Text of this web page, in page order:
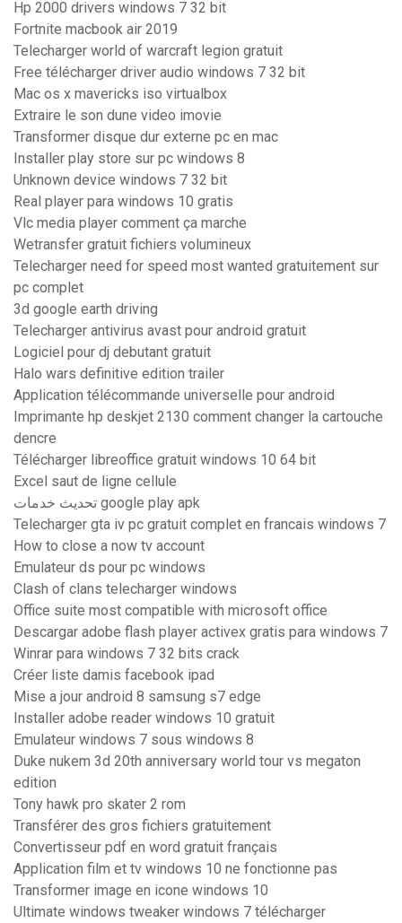
Hp 2000 drivers windows 7 32 bit
Fortnite macbook air 2019
Telecharger world of warcraft legion gratuit
Free télécharger driver audio windows 7 32 bit
Mac os x mavericks iso virtualbox
Extraire le son dune video imovie
Transformer disque dur externe pc en mac
Installer play store sur pc windows 8
Unknown device windows 7 32 bit
Real player para windows 10 gratis
Vlc media player comment ça marche
Wetransfer gratuit fichiers volumineux
Telecharger need for speed most wanted gratuitement sur
pc complet
3d google earth driving
Telecharger antivirus avast pour android gratuit
Logiciel pour dj debutant gratuit
Halo wars definitive edition trailer
Application télécommande universelle pour android
Imprimante hp deskjet 2130 comment changer la cartouche
dencre
Télécharger libreoffice gratuit windows 10 64 bit
Excel saut de ligne cellule
تحديث خدمات google play apk
Telecharger gta iv pc gratuit complet en francais windows 7
How to close a now tv account
Emulateur ds pour pc windows
Clash of clans telecharger windows
Office suite most compatible with microsoft office
Descargar adobe flash player activex gratis para windows 7
Winrar para windows 7 32 bits crack
Créer liste damis facebook ipad
Mise a jour android 8 samsung s7 edge
Installer adobe reader windows 10 gratuit
Emulateur windows 7 sous windows 8
Duke nukem 3d 20th anniversary world tour vs megaton
edition
Tony hawk pro skater 2 rom
Transférer des gros fichiers gratuitement
Convertisseur pdf en word gratuit français
Application film et tv windows 10 ne fonctionne pas
Transformer image en icone windows 10
Ultimate windows tweaker windows 7 télécharger